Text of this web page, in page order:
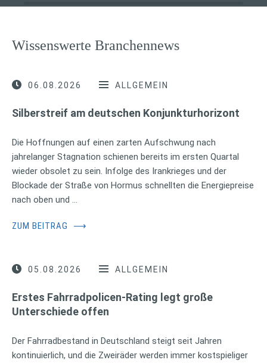
Wissenswerte Branchennews
06.08.2026 ALLGEMEIN
Silberstreif am deutschen Konjunkturhorizont
Die Hoffnungen auf einen zarten Aufschwung nach
jahrelanger Stagnation schienen bereits im ersten Quartal
wieder obsolet zu sein. Infolge des Irankrieges und der
Blockade der Straße von Hormus schnellten die Energiepreise
nach oben und …
ZUM BEITRAG ⟶
05.08.2026 ALLGEMEIN
Erstes Fahrradpolicen-Rating legt große
Unterschiede offen
Der Fahrradbestand in Deutschland steigt seit Jahren
kontinuierlich, und die Zweiräder werden immer kostspieliger